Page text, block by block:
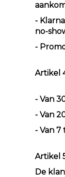
-
no-
-
Artikel
- Van
- Van
- Van
Artikel
De